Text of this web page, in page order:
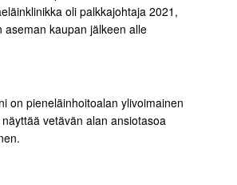
oli palkkajohtaja 2021,
aseman kaupan jälkeen alle
on pieneläinhoitoalan ylivoimainen
vetävän alan ansiotasoa